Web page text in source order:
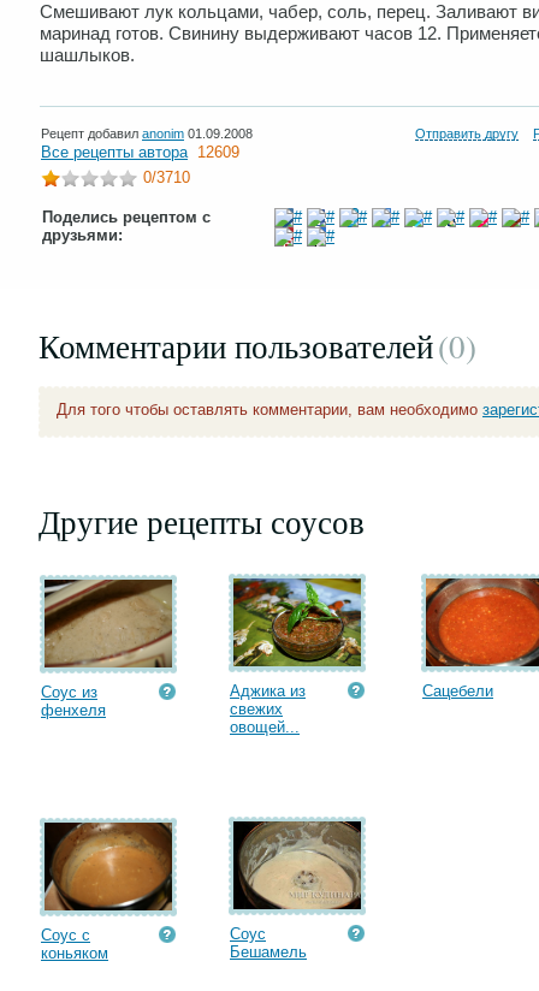
Смешивают лук кольцами, чабер, соль, перец. Заливают
маринад готов. Свинину выдерживают часов 12.
шашлыков.
Рецепт добавил anonim 01.09.2008 Отправить другу
Все рецепты автора 12609
0/3710
Поделись рецептом с
друзьями:
Комментарии пользователей(0)
Для того чтобы оставлять комментарии, вам необходимо
Другие рецепты соусов
Соус из
фенхеля
Аджика из
свежих
овощей...
Сацебели
Соус с
коньяком
Соус
Бешамель